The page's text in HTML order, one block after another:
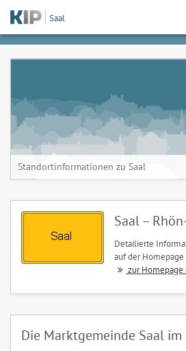
Saal
Standortinformationen zu Saal
Saal –
Detailierte
auf der
zur Homepage
Die Marktgemeinde Saal